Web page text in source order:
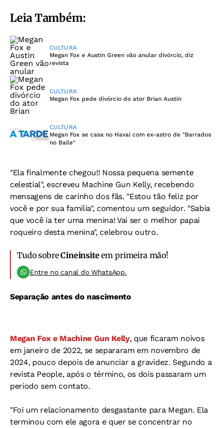
Leia Também:
CULTURA
Megan Fox e Austin Green vão anular divórcio, diz
revista
CULTURA
Megan Fox pede divórcio do ator Brian Austin
CULTURA
Megan Fox se casa no Havaí com ex-astro de "Barrados
no Baile"
"Ela finalmente chegou!! Nossa pequena semente
celestial", escreveu Machine Gun Kelly, recebendo
mensagens de carinho dos fãs. "Estou tão feliz por
você e por sua família", comentou um seguidor. "Sabia
que você ia ter uma menina! Vai ser o melhor papai
roqueiro desta menina", celebrou outro.
Tudo sobreCineinsiteem primeira mão!
Entre no canal do WhatsApp.
Separação antes do nascimento
Megan Fox e Machine Gun Kelly, que ficaram noivos
em janeiro de 2022, se separaram em novembro de
2024, pouco depois de anunciar a gravidez. Segundo a
revista People, após o término, os dois passaram um
período sem contato.
"Foi um relacionamento desgastante para Megan. Ela
terminou com ele agora e quer se concentrar no